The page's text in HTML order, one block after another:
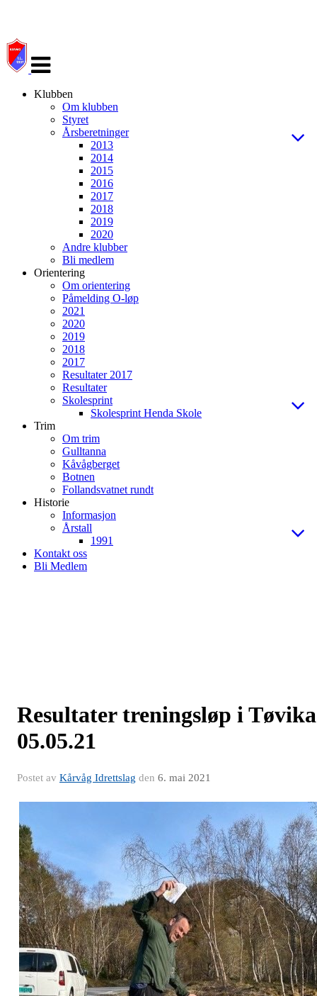
navigasjon
Klubben
Om klubben
Styret
Årsberetninger
2013
2014
2015
2016
2017
2018
2019
2020
Andre klubber
Bli medlem
Orientering
Om orientering
Påmelding O-løp
2021
2020
2019
2018
2017
Resultater 2017
Resultater
Skolesprint
Skolesprint Henda Skole
Trim
Om trim
Gulltanna
Kåvågberget
Botnen
Follandsvatnet rundt
Historie
Informasjon
Årstall
1991
Kontakt oss
Bli Medlem
Resultater treningsløp i Tøvika
05.05.21
Postet av Kårvåg Idrettslag den 6. mai 2021